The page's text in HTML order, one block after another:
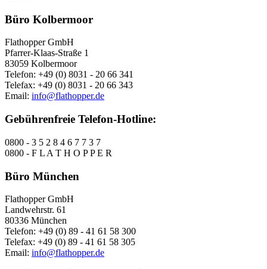
Büro Kolbermoor
Flathopper GmbH
Pfarrer-Klaas-Straße 1
83059 Kolbermoor
Telefon: +49 (0) 8031 - 20 66 341
Telefax: +49 (0) 8031 - 20 66 343
Email: info@flathopper.de
Gebührenfreie Telefon-Hotline:
0800 - 3 5 2 8 4 6 7 7 3 7
0800 - F L A T H O P P E R
Büro München
Flathopper GmbH
Landwehrstr. 61
80336 München
Telefon: +49 (0) 89 - 41 61 58 300
Telefax: +49 (0) 89 - 41 61 58 305
Email: info@flathopper.de